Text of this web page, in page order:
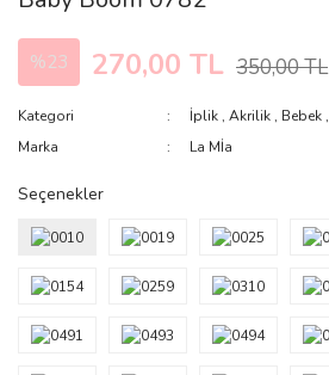
%23 270,00 TL 350,00 TL
Kategori İplik ,Akrilik , Bebek ,
Marka
La Mİa
Seçenekler